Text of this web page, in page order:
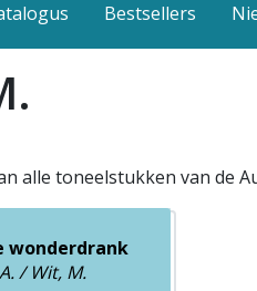
Bestsellers
alle toneelstukken van de
wonderdrank
/ Wit, M.